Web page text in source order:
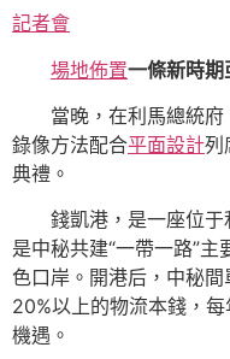
記者會
場地佈置一條新時期
當晚，在利馬總統
錄像方法配合平面設計列
典禮。
錢凱港，是一座位
是中秘共建“一帶一路”
色口岸。開港后，中秘
20%以上的物流本錢，
機遇。